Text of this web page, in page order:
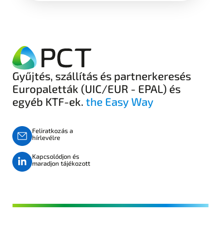
Gyűjtés, szállítás és partnerkeresés
Europaletták (UIC/EUR - EPAL) és
egyéb KTF-ek. the Easy Way
Feliratkozás a
hírlevélre
Kapcsolódjon és
maradjon tájékozott